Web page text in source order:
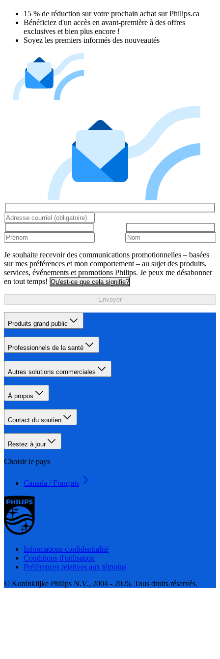
15 % de réduction sur votre prochain achat sur Philips.ca​
Bénéficiez d'un accès en avant-première à des offres
exclusives et bien plus encore !
Soyez les premiers informés des nouveautés
Je souhaite recevoir des communications promotionnelles – basées
sur mes préférences et mon comportement – au sujet des produits,
services, événements et promotions Philips. Je peux me désabonner
en tout temps! Qu'est-ce que cela signifie?
Envoyer
Produits grand public
Professionnels de la santé
Autres solutions commerciales
À propos
Contact du soutien
Restez à jour
Choisir le pays
Canada / Français
Informations confidentialité
Conditions d'utilisation
Préférences relatives aux témoins
© Koninklijke Philips N.V., 2004 - 2026. Tous droits réservés.